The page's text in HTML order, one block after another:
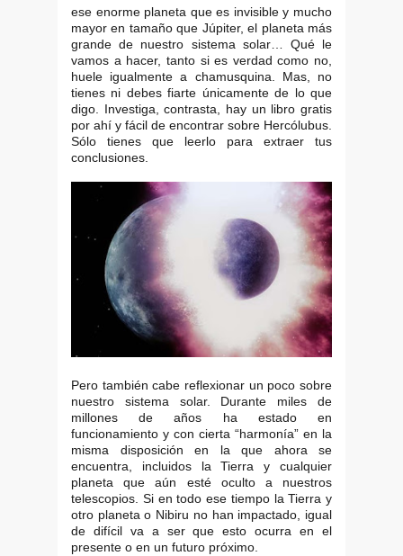
ese enorme planeta que es invisible y mucho
mayor en tamaño que Júpiter, el planeta más
grande de nuestro sistema solar… Qué le
vamos a hacer, tanto si es verdad como no,
huele igualmente a chamusquina. Mas, no
tienes ni debes fiarte únicamente de lo que
digo. Investiga, contrasta, hay un libro gratis
por ahí y fácil de encontrar sobre Hercólubus.
Sólo tienes que leerlo para extraer tus
conclusiones.
Pero también cabe reflexionar un poco sobre
nuestro sistema solar. Durante miles de
millones de años ha estado en
funcionamiento y con cierta “harmonía” en la
misma disposición en la que ahora se
encuentra, incluidos la Tierra y cualquier
planeta que aún esté oculto a nuestros
telescopios. Si en todo ese tiempo la Tierra y
otro planeta o Nibiru no han impactado, igual
de difícil va a ser que esto ocurra en el
presente o en un futuro próximo.